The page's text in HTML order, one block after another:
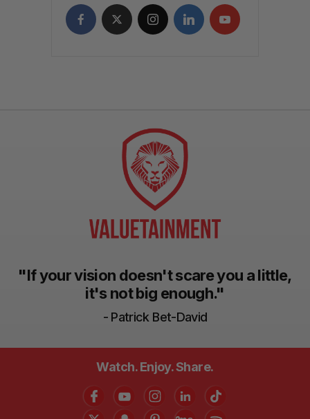
"If your vision doesn't scare you a little,
it's not big enough."
- Patrick Bet-David
Watch. Enjoy. Share.